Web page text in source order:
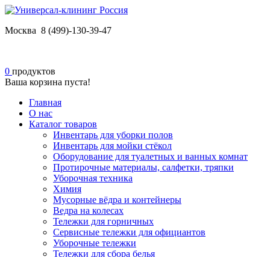
Москва 8 (499)-130-39-47
0 продуктов
Ваша корзина пуста!
Главная
О нас
Каталог товаров
Инвентарь для уборки полов
Инвентарь для мойки стёкол
Оборудование для туалетных и ванных комнат
Протирочные материалы, салфетки, тряпки
Уборочная техника
Химия
Мусорные вёдра и контейнеры
Ведра на колесах
Тележки для горничных
Сервисные тележки для официантов
Уборочные тележки
Тележки для сбора белья